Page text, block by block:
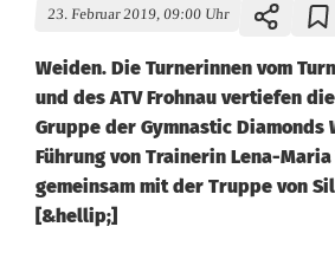
23. Februar 2019, 09:00 Uhr
Weiden. Die Turnerinnen vom
und des ATV Frohnau vertiefen
Gruppe der Gymnastic Diamonds
Führung von Trainerin Lena-
gemeinsam mit der Truppe von
[&hellip;]